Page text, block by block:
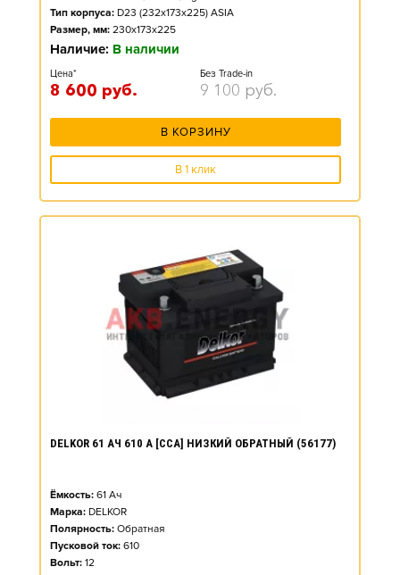
Тип корпуса: D23 (232x173x225) ASIA
Размер, мм: 230x173x225
Наличие: В наличии
Цена*
8 600 руб.
Без Trade-in
9 100 руб.
В КОРЗИНУ
В 1 клик
DELKOR 61 АЧ 610 А [CCA] НИЗКИЙ ОБРАТНЫЙ (56177)
Ёмкость: 61 Ач
Марка: DELKOR
Полярность: Обратная
Пусковой ток: 610
Вольт: 12